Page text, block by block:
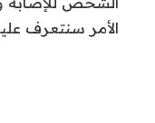
الأمر سنتعرف